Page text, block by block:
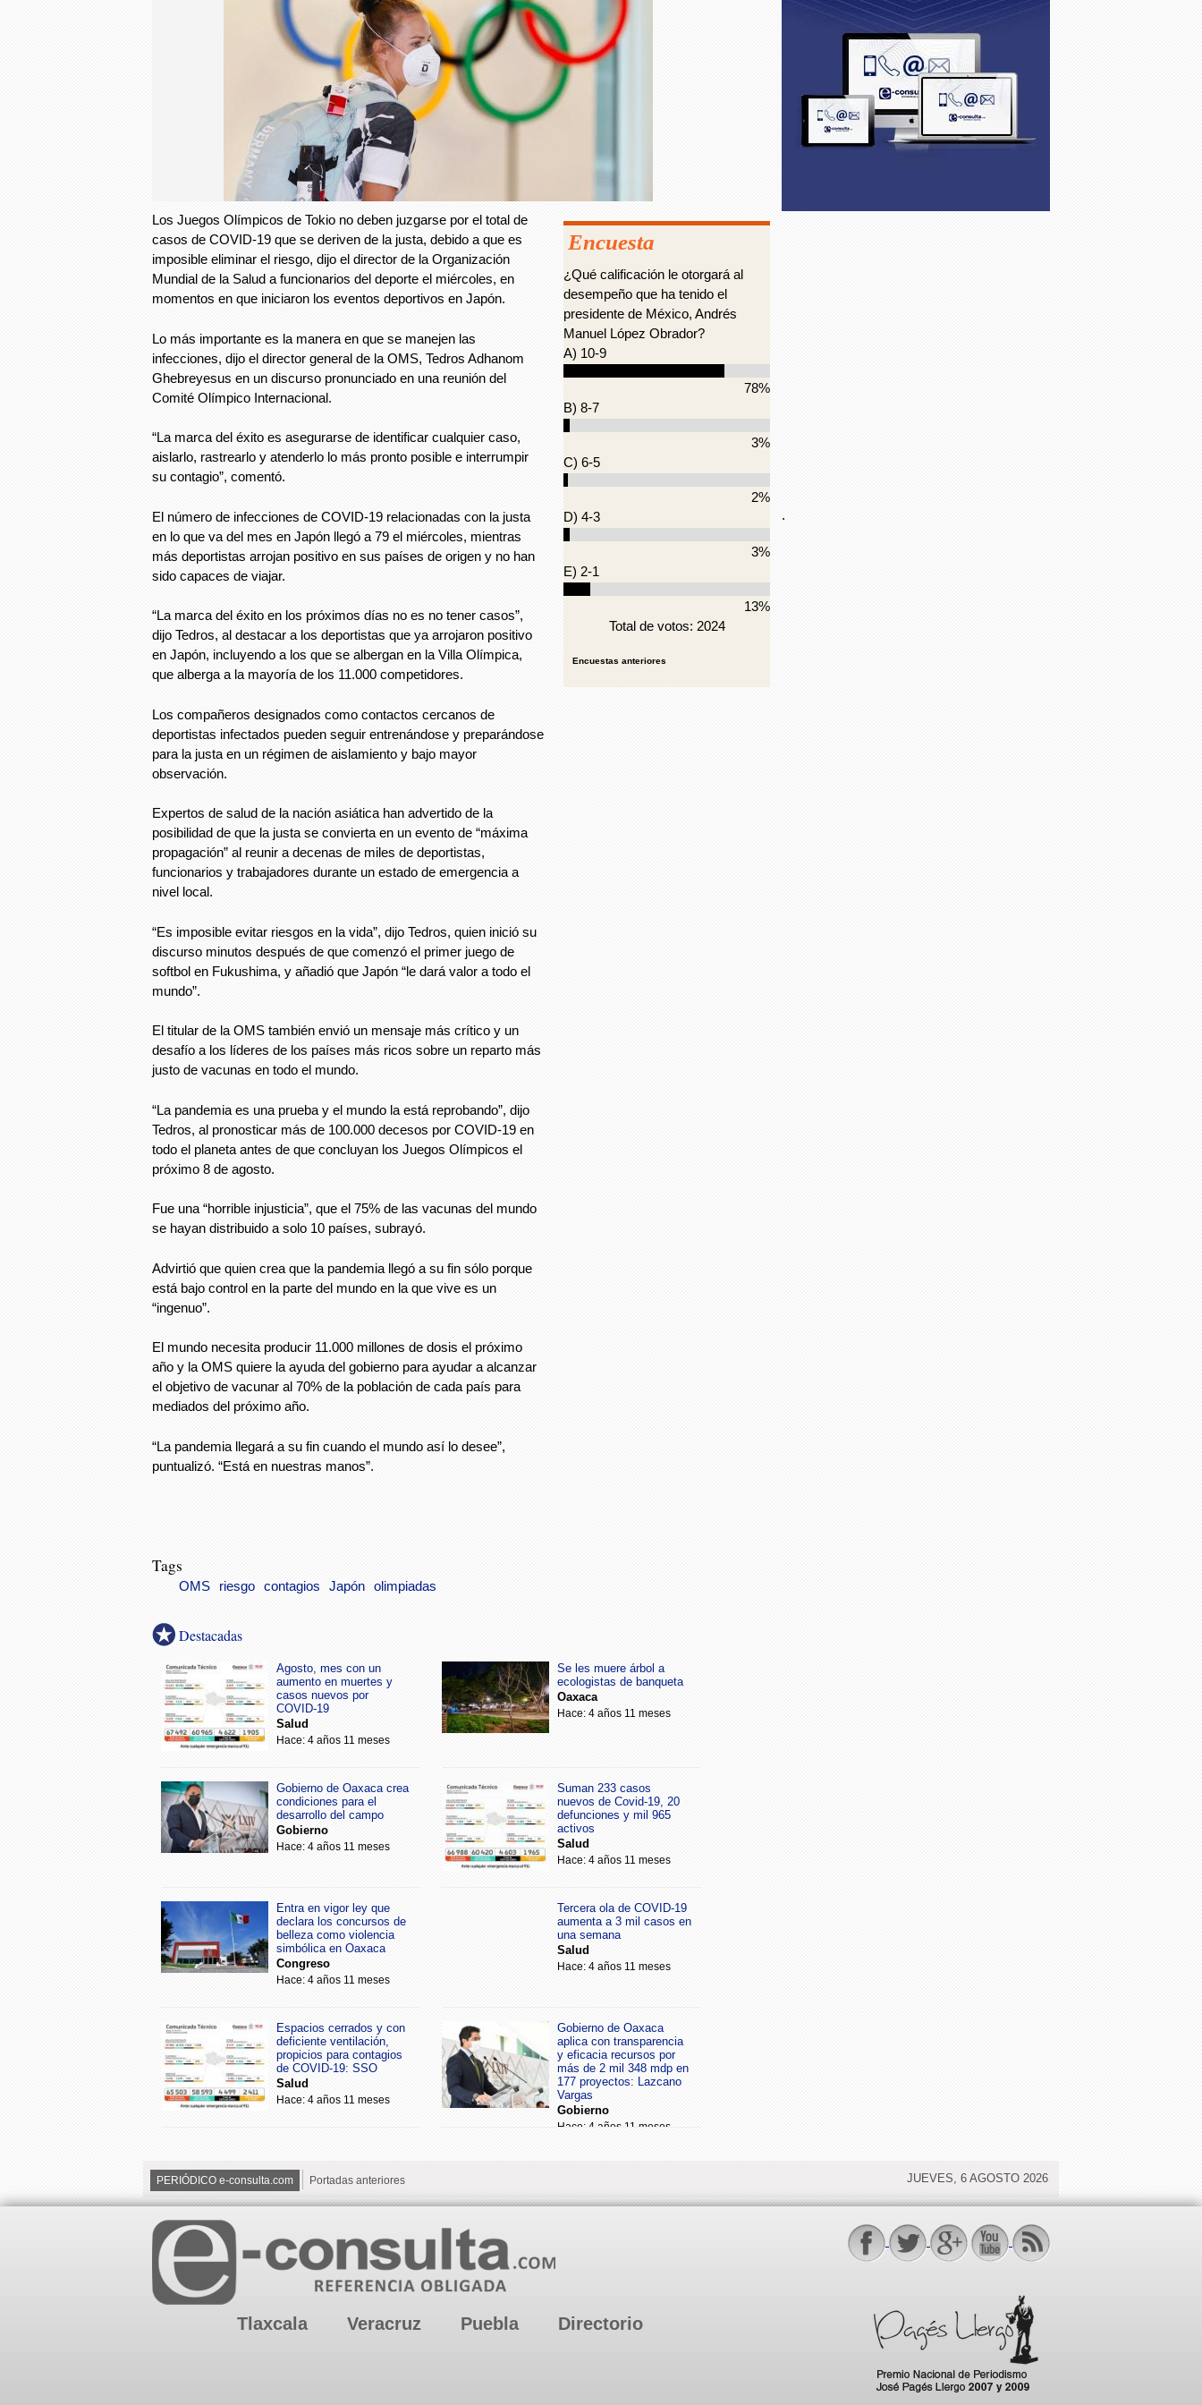
Los Juegos Olímpicos de Tokio no deben juzgarse por el total de
casos de COVID-19 que se deriven de la justa, debido a que es
imposible eliminar el riesgo, dijo el director de la Organización
Mundial de la Salud a funcionarios del deporte el miércoles, en
momentos en que iniciaron los eventos deportivos en Japón.
Lo más importante es la manera en que se manejen las
infecciones, dijo el director general de la OMS, Tedros Adhanom
Ghebreyesus en un discurso pronunciado en una reunión del
Comité Olímpico Internacional.
“La marca del éxito es asegurarse de identificar cualquier caso,
aislarlo, rastrearlo y atenderlo lo más pronto posible e interrumpir
su contagio”, comentó.
El número de infecciones de COVID-19 relacionadas con la justa
en lo que va del mes en Japón llegó a 79 el miércoles, mientras
más deportistas arrojan positivo en sus países de origen y no han
sido capaces de viajar.
“La marca del éxito en los próximos días no es no tener casos”,
dijo Tedros, al destacar a los deportistas que ya arrojaron positivo
en Japón, incluyendo a los que se albergan en la Villa Olímpica,
que alberga a la mayoría de los 11.000 competidores.
Los compañeros designados como contactos cercanos de
deportistas infectados pueden seguir entrenándose y preparándose
para la justa en un régimen de aislamiento y bajo mayor
observación.
Expertos de salud de la nación asiática han advertido de la
posibilidad de que la justa se convierta en un evento de “máxima
propagación” al reunir a decenas de miles de deportistas,
funcionarios y trabajadores durante un estado de emergencia a
nivel local.
“Es imposible evitar riesgos en la vida”, dijo Tedros, quien inició su
discurso minutos después de que comenzó el primer juego de
softbol en Fukushima, y añadió que Japón “le dará valor a todo el
mundo”.
El titular de la OMS también envió un mensaje más crítico y un
desafío a los líderes de los países más ricos sobre un reparto más
justo de vacunas en todo el mundo.
“La pandemia es una prueba y el mundo la está reprobando”, dijo
Tedros, al pronosticar más de 100.000 decesos por COVID-19 en
todo el planeta antes de que concluyan los Juegos Olímpicos el
próximo 8 de agosto.
Fue una “horrible injusticia”, que el 75% de las vacunas del mundo
se hayan distribuido a solo 10 países, subrayó.
Advirtió que quien crea que la pandemia llegó a su fin sólo porque
está bajo control en la parte del mundo en la que vive es un
“ingenuo”.
El mundo necesita producir 11.000 millones de dosis el próximo
año y la OMS quiere la ayuda del gobierno para ayudar a alcanzar
el objetivo de vacunar al 70% de la población de cada país para
mediados del próximo año.
“La pandemia llegará a su fin cuando el mundo así lo desee”,
puntualizó. “Está en nuestras manos”.
Encuesta
¿Qué calificación le otorgará al
desempeño que ha tenido el
presidente de México, Andrés
Manuel López Obrador?
A) 10-9
78%
B) 8-7
3%
C) 6-5
2%
D) 4-3
3%
E) 2-1
13%
Total de votos: 2024
Encuestas anteriores
Tags
OMS riesgo contagios Japón olimpiadas
Destacadas
Agosto, mes con un
aumento en muertes y
casos nuevos por
COVID-19
Salud
Hace: 4 años 11 meses
Se les muere árbol a
ecologistas de banqueta
Oaxaca
Hace: 4 años 11 meses
Gobierno de Oaxaca crea
condiciones para el
desarrollo del campo
Gobierno
Hace: 4 años 11 meses
Suman 233 casos
nuevos de Covid-19, 20
defunciones y mil 965
activos
Salud
Hace: 4 años 11 meses
Entra en vigor ley que
declara los concursos de
belleza como violencia
simbólica en Oaxaca
Congreso
Hace: 4 años 11 meses
Tercera ola de COVID-19
aumenta a 3 mil casos en
una semana
Salud
Hace: 4 años 11 meses
Espacios cerrados y con
deficiente ventilación,
propicios para contagios
de COVID-19: SSO
Salud
Hace: 4 años 11 meses
Gobierno de Oaxaca
aplica con transparencia
y eficacia recursos por
más de 2 mil 348 mdp en
177 proyectos: Lazcano
Vargas
Gobierno
Hace: 4 años 11 meses
.
PERIÓDICO e-consulta.com Portadas anteriores JUEVES, 6 AGOSTO 2026
Tlaxcala Veracruz Puebla Directorio